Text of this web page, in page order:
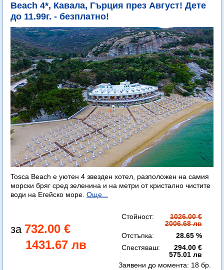
Beach 4*, Кавала, Гърция през Август! Дете
до 11.99г. - безплатно!
Tosca Beach е уютен 4 звезден хотел, разположен на самия
морски бряг сред зеленина и на метри от кристално чистите
води на Егейско море. Още...
732.00 €
1431.67 лв
Стойност:
1026.00 €
2006.68 лв
Отстъпка:
28.65 %
Спестяваш:
294.00 €
575.01 лв
Заявени до момента: 18 бр.